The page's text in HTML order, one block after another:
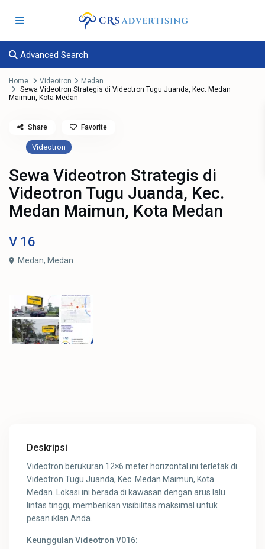
Advanced Search
Home Videotron
Medan
Sewa Videotron Strategis di Videotron Tugu Juanda, Kec. Medan
Maimun, Kota Medan
Videotron
Sewa Videotron Strategis di
Videotron Tugu Juanda, Kec.
Medan Maimun, Kota Medan
V 16
Medan, Medan
Share Favorite
Deskripsi
Videotron berukuran 12×6 meter horizontal ini terletak di
Videotron Tugu Juanda, Kec. Medan Maimun, Kota
Medan. Lokasi ini berada di kawasan dengan arus lalu
lintas tinggi, memberikan visibilitas maksimal untuk
pesan iklan Anda.
Keunggulan Videotron V016: